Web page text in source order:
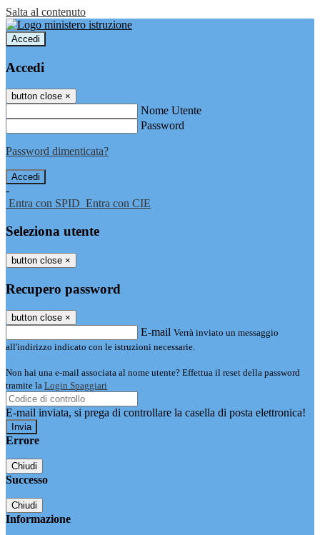
Salta al contenuto
Accedi
Accedi
button close ×
Nome Utente
Password
Password dimenticata?
-
Entra con SPID Entra con CIE
Seleziona utente
button close ×
Recupero password
button close ×
E-mail Verrà inviato un messaggio
all'indirizzo indicato con le istruzioni necessarie.
Non hai una e-mail associata al nome utente? Effettua il reset della password
tramite la Login Spaggiari
E-mail inviata, si prega di controllare la casella di posta elettronica!
Errore
Chiudi
Successo
Chiudi
Informazione